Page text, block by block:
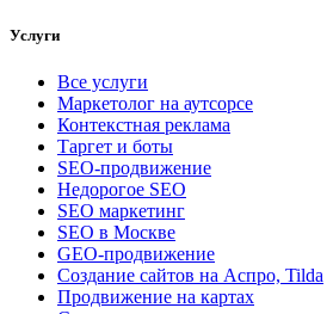
Услуги
Все услуги
Маркетолог на аутсорсе
Контекстная реклама
Таргет и боты
SEO-продвижение
Недорогое SEO
SEO маркетинг
SEO в Москве
GEO-продвижение
Создание сайтов на Аспро, Tilda
Продвижение на картах